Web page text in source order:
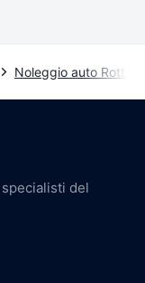
Noleggio auto
del